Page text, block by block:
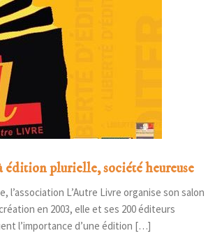
édition plurielle, société heureuse
l’association L’Autre Livre organise son salon
en 2003, elle et ses 200 éditeurs
l’importance d’une édition […]